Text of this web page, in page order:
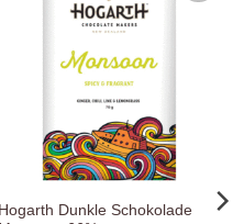
Hogarth Dunkle Schokolade